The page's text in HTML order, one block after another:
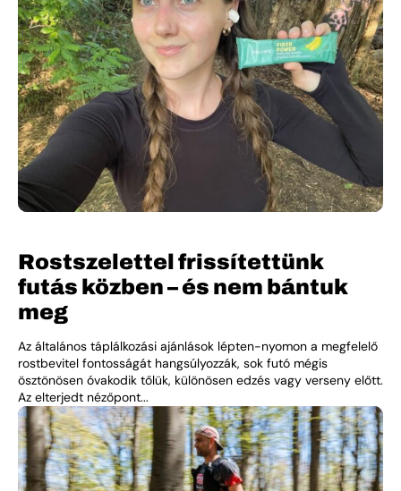
Rostszelettel frissítettünk
futás közben – és nem bántuk
meg
Az általános táplálkozási ajánlások lépten-nyomon a megfelelő
rostbevitel fontosságát hangsúlyozzák, sok futó mégis
ösztönösen óvakodik tőlük, különösen edzés vagy verseny előtt.
Az elterjedt nézőpont...